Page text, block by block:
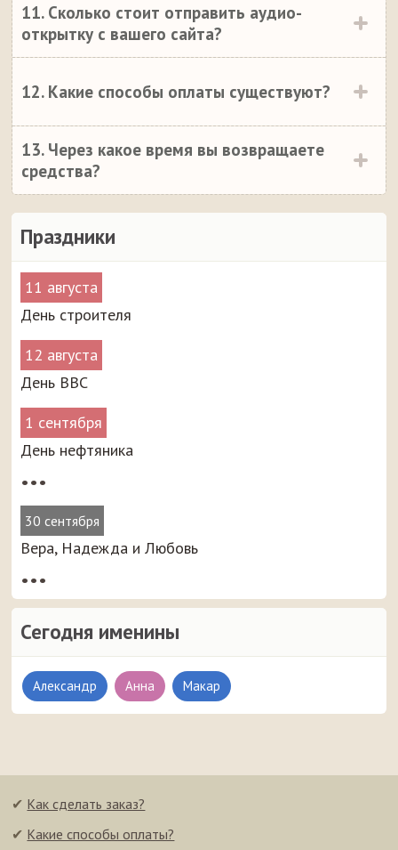
Праздники
11 августа
День строителя
12 августа
День ВВС
1 сентября
День нефтяника
•••
30 сентября
Вера, Надежда и Любовь
•••
Сегодня именины
Александр Анна Макар
11. Сколько стоит отправить аудио-
открытку с вашего сайта?
12. Какие способы оплаты существуют?
13. Через какое время вы возвращаете
средства?
✔ Как сделать заказ?
✔ Какие способы оплаты?